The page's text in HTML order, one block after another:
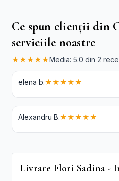
Ce spun clienții din
serviciile noastre
★★★★★Media: 5.0 din 2
elena b.★★★★★
Alexandru B.★★★★★
Livrare Flori Sadina -